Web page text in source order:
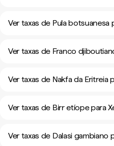
Ver taxas de Pula botsuanesa
Ver taxas de Franco
Ver taxas de Nakfa da Eritreia
Ver taxas de Birr etíope para
Ver taxas de Dalasi gambiano